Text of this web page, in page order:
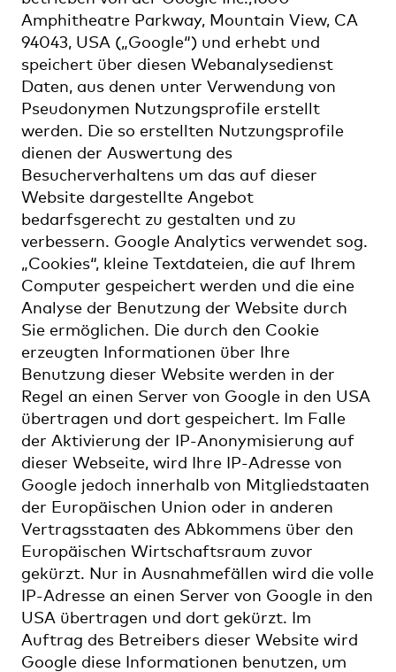
Amphitheatre Parkway, Mountain View, CA
94043, USA („Google“) und erhebt und
speichert über diesen Webanalysedienst
Daten, aus denen unter Verwendung von
Pseudonymen Nutzungsprofile erstellt
werden. Die so erstellten Nutzungsprofile
dienen der Auswertung des
Besucherverhaltens um das auf dieser
Website dargestellte Angebot
bedarfsgerecht zu gestalten und zu
verbessern. Google Analytics verwendet sog.
„Cookies“, kleine Textdateien, die auf Ihrem
Computer gespeichert werden und die eine
Analyse der Benutzung der Website durch
Sie ermöglichen. Die durch den Cookie
erzeugten Informationen über Ihre
Benutzung dieser Website werden in der
Regel an einen Server von Google in den USA
übertragen und dort gespeichert. Im Falle
der Aktivierung der IP-Anonymisierung auf
dieser Webseite, wird Ihre IP-Adresse von
Google jedoch innerhalb von Mitgliedstaaten
der Europäischen Union oder in anderen
Vertragsstaaten des Abkommens über den
Europäischen Wirtschaftsraum zuvor
gekürzt. Nur in Ausnahmefällen wird die volle
IP-Adresse an einen Server von Google in den
USA übertragen und dort gekürzt. Im
Auftrag des Betreibers dieser Website wird
Google diese Informationen benutzen, um